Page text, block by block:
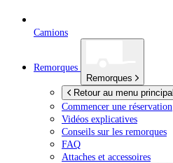
Camions
Remorques
Remorques
Retour au menu principal
Commencer une réservation
Vidéos explicatives
Conseils sur les remorques
FAQ
Attaches et accessoires